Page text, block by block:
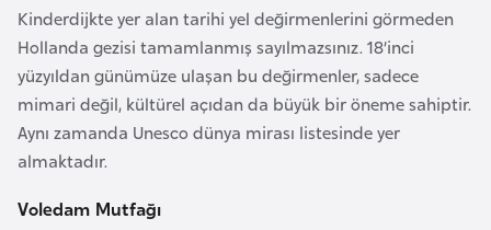
Kinderdijkte yer alan tarihi yel değirmenlerini görmeden
Hollanda gezisi tamamlanmış sayılmazsınız. 18’inci
yüzyıldan günümüze ulaşan bu değirmenler, sadece
mimari değil, kültürel açıdan da büyük bir öneme sahiptir.
Aynı zamanda Unesco dünya mirası listesinde yer
almaktadır.
Voledam Mutfağı
h
r
e
y
n
B